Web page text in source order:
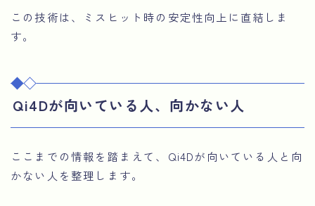
この技術は、ミスヒット時の安定性向上に直結しま
す。
Qi4Dが向いている人、向かない人
ここまでの情報を踏まえて、Qi4Dが向いている人と向
かない人を整理します。